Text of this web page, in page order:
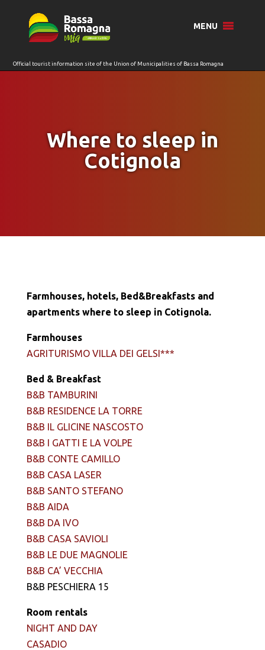
MENU
Where to sleep in
Cotignola
Farmhouses, hotels, Bed&Breakfasts and
apartments where to sleep in Cotignola.
Farmhouses
AGRITURISMO VILLA DEI GELSI***
Bed & Breakfast
B&B TAMBURINI
B&B RESIDENCE LA TORRE
B&B IL GLICINE NASCOSTO
B&B I GATTI E LA VOLPE
B&B CONTE CAMILLO
B&B CASA LASER
B&B SANTO STEFANO
B&B AIDA
B&B DA IVO
B&B CASA SAVIOLI
B&B LE DUE MAGNOLIE
B&B CA’ VECCHIA
B&B PESCHIERA 15
Room rentals
NIGHT AND DAY
CASADIO